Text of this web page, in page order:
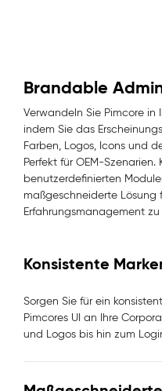
Brandable
Verwandeln Sie Pimcore
indem Sie das
Farben, Logos, Icons und
Perfekt für OEM-Szenarien.
benutzerdefinierten
maßgeschneiderte
Erfahrungsmanagement
Konsistente
Sorgen Sie für ein
Pimcores UI an Ihre
und Logos bis hin zum